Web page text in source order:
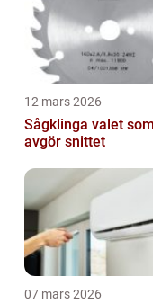
12 mars 2026
Sågklinga valet som
avgör snittet
07 mars 2026